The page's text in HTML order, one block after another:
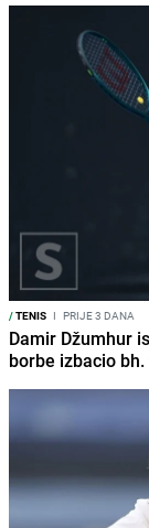
/TENIS I PRIJE 3 DANA
Damir Džumhur
borbe izbacio